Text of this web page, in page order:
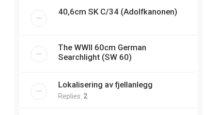
40,6cm SK C/34 (Adolfkanonen)
The WWII 60cm German
Searchlight (SW 60)
Lokalisering av fjellanlegg
Replies: 2